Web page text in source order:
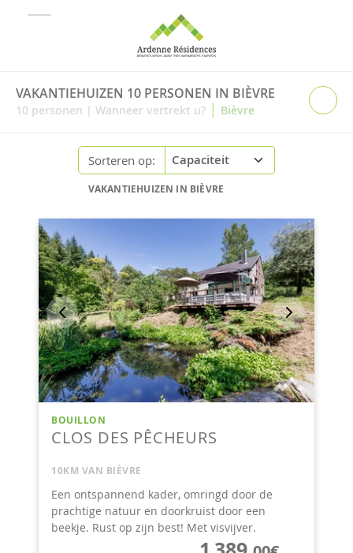
VAKANTIEHUIZEN 10 PERSONEN IN BIÈVRE
10 personen | Wanneer vertrekt u? | Bièvre
Sorteren op:
VAKANTIEHUIZEN IN BIÈVRE